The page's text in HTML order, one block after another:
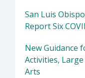
San Luis
Report Six
New Guidance
Activities,
Arts